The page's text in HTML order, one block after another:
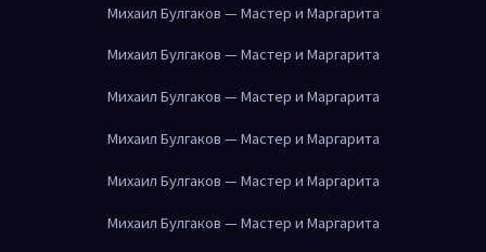
Михаил Булгаков — Мастер и Маргарита
Михаил Булгаков — Мастер и Маргарита
Михаил Булгаков — Мастер и Маргарита
Михаил Булгаков — Мастер и Маргарита
Михаил Булгаков — Мастер и Маргарита
Михаил Булгаков — Мастер и Маргарита